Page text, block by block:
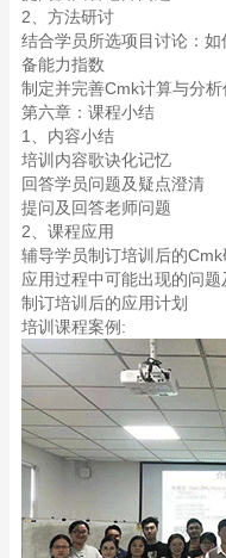
2、方法研讨
结合学员所选项目讨论：
备能力指数
制定并完善Cmk计算与分
第六章：课程小结
1、内容小结
培训内容歌诀化记忆
回答学员问题及疑点澄清
提问及回答老师问题
2、课程应用
辅导学员制订培训后的Cmk
应用过程中可能出现的问题
制订培训后的应用计划
培训课程案例: